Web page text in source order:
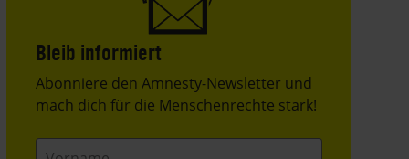
Bleib informiert
Header
Text
Abonniere den Amnesty-Newsletter und
mach dich für die Menschenrechte stark!
Vorname